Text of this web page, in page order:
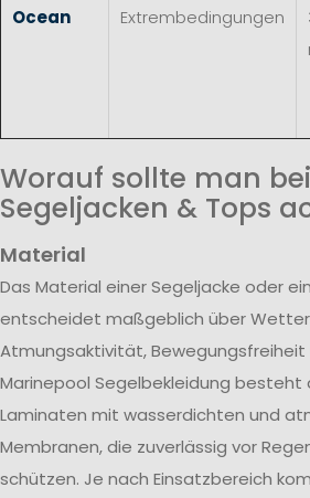
Ocean Extrembedingungen
Worauf sollte man
Segeljacken & Tops
Material
Das Material einer Segeljacke oder
entscheidet maßgeblich über
Atmungsaktivität, Bewegungsfreiheit
Marinepool Segelbekleidung besteht
Laminaten mit wasserdichten und
Membranen, die zuverlässig vor
schützen. Je nach Einsatzbereich